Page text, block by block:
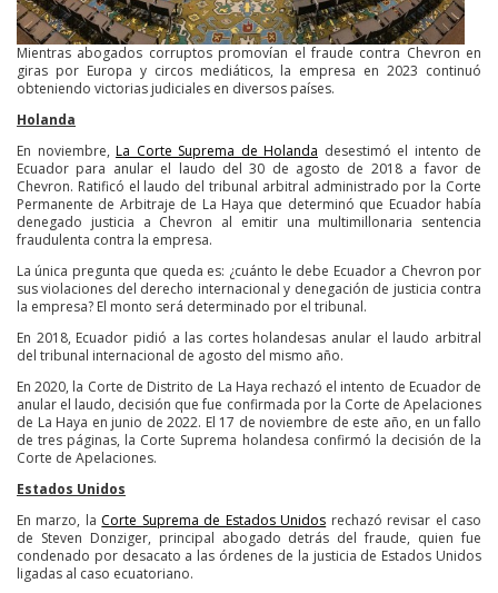
Mientras abogados corruptos promovían el fraude contra Chevron en
giras por Europa y circos mediáticos, la empresa en 2023 continuó
obteniendo victorias judiciales en diversos países.
Holanda
En noviembre, La Corte Suprema de Holanda desestimó el intento de
Ecuador para anular el laudo del 30 de agosto de 2018 a favor de
Chevron. Ratificó el laudo del tribunal arbitral administrado por la Corte
Permanente de Arbitraje de La Haya que determinó que Ecuador había
denegado justicia a Chevron al emitir una multimillonaria sentencia
fraudulenta contra la empresa.
La única pregunta que queda es: ¿cuánto le debe Ecuador a Chevron por
sus violaciones del derecho internacional y denegación de justicia contra
la empresa? El monto será determinado por el tribunal.
En 2018, Ecuador pidió a las cortes holandesas anular el laudo arbitral
del tribunal internacional de agosto del mismo año.
En 2020, la Corte de Distrito de La Haya rechazó el intento de Ecuador de
anular el laudo, decisión que fue confirmada por la Corte de Apelaciones
de La Haya en junio de 2022. El 17 de noviembre de este año, en un fallo
de tres páginas, la Corte Suprema holandesa confirmó la decisión de la
Corte de Apelaciones.
Estados Unidos
En marzo, la Corte Suprema de Estados Unidos rechazó revisar el caso
de Steven Donziger, principal abogado detrás del fraude, quien fue
condenado por desacato a las órdenes de la justicia de Estados Unidos
ligadas al caso ecuatoriano.